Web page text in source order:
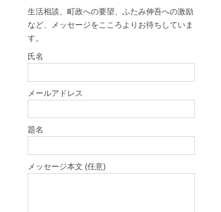
生活相談、町政への要望、ふたみ伸吾への激励
など、メッセージをこころよりお待ちしていま
す。
このフィールドは空のままにしてください。
氏名
メールアドレス
題名
メッセージ本文 (任意)